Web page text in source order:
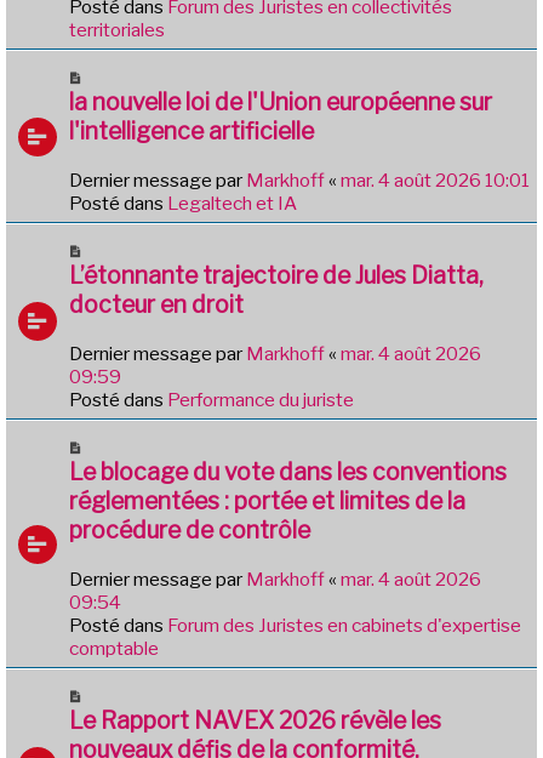
e
s
s
g
e
Posté dans Forum des Juristes en collectivités
territoriales
o
u
v
a
u
s
s
g
e
la nouvelle loi de l'Union européenne sur
l'intelligence artificielle
Dernier message par Markhoff« mar. 4 août 2026 10:01
Posté dans Legaltech et IA
o
u
v
a
u
m
s
a
g
L’étonnante trajectoire de Jules Diatta,
docteur en droit
Dernier message par Markhoff« mar. 4 août 2026
09:59
Posté dans Performance du juriste
o
u
v
e
u
m
e
s
s
g
e
Le blocage du vote dans les conventions
réglementées : portée et limites de la
procédure de contrôle
Dernier message par Markhoff« mar. 4 août 2026
09:54
Posté dans Forum des Juristes en cabinets d'expertise
comptable
o
u
Le Rapport NAVEX 2026 révèle les
nouveaux défis de la conformité.